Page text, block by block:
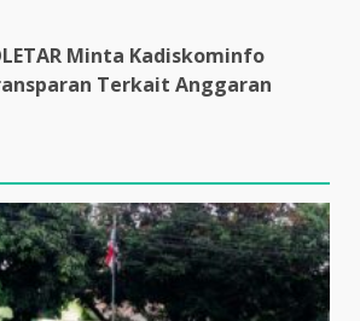
Minta Kadiskominfo
Terkait Anggaran